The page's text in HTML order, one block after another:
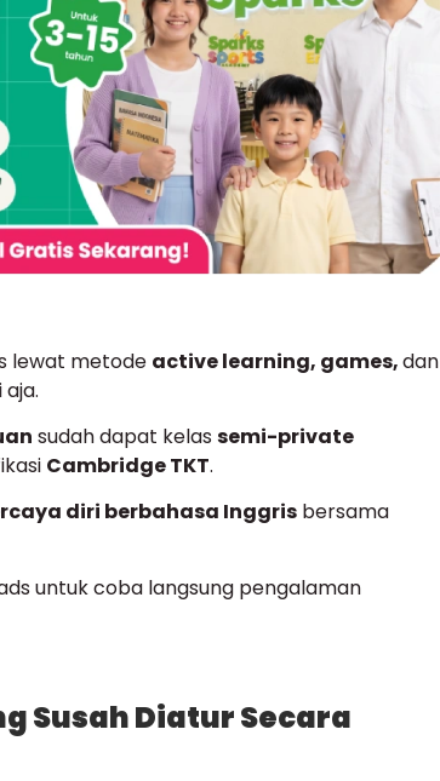
lewat metode active learning, games,dan
sudah dapat kelas semi-private
Cambridge TKT.
diri berbahasa Inggris bersama
untuk coba langsung pengalaman
Susah Diatur Secara